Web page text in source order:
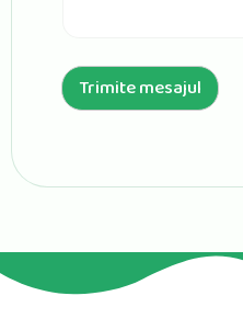
a
r
e
Trimite mesajul